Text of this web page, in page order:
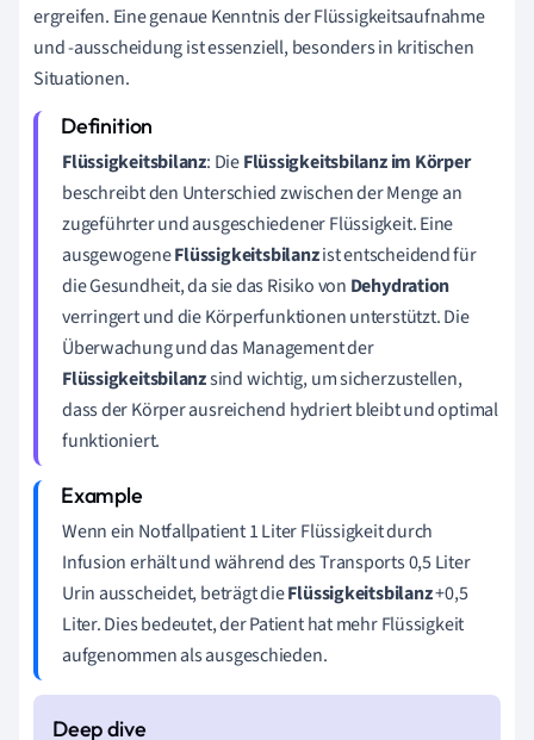
ergreifen. Eine genaue Kenntnis der Flüssigkeitsaufnahme
und -ausscheidung ist essenziell, besonders in kritischen
Situationen.
Flüssigkeitsbilanz: DieFlüssigkeitsbilanz im Körper
beschreibt den Unterschied zwischen der Menge an
zugeführter und ausgeschiedener Flüssigkeit. Eine
ausgewogeneFlüssigkeitsbilanzist entscheidend für
die Gesundheit, da sie das Risiko von Dehydration
verringert und die Körperfunktionen unterstützt. Die
Überwachung und das Management der
Flüssigkeitsbilanzsind wichtig, um sicherzustellen,
dass der Körper ausreichend hydriert bleibt und optimal
funktioniert.
Wenn ein Notfallpatient 1 Liter Flüssigkeit durch
Infusion erhält und während des Transports 0,5 Liter
Urin ausscheidet, beträgt dieFlüssigkeitsbilanz+0,5
Liter. Dies bedeutet, der Patient hat mehr Flüssigkeit
aufgenommen als ausgeschieden.